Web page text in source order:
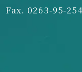
Fax. 0263-95-